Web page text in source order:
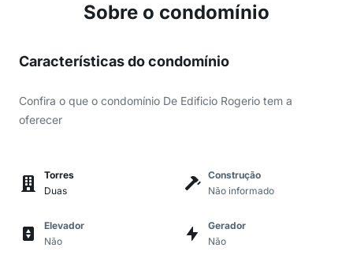
Sobre o condomínio
Características do condomínio
Confira o que o condomínio De Edificio Rogerio tem a
oferecer
Torres
Duas
Construção
Não informado
Elevador
Não
Gerador
Não